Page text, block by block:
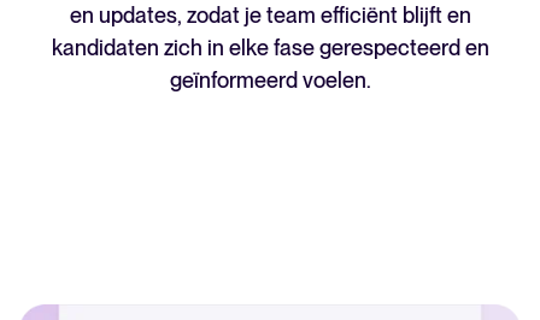
en updates, zodat je team efficiënt blijft en
kandidaten zich in elke fase gerespecteerd en
geïnformeerd voelen.